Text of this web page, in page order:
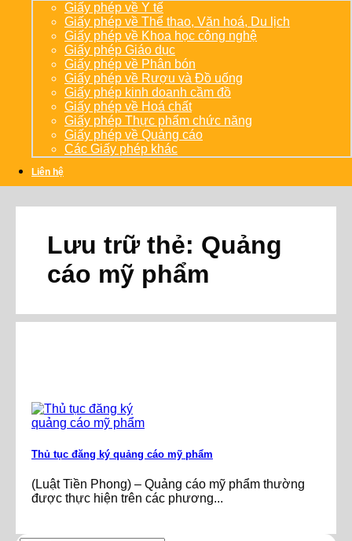
Giấy phép về Y tế
Giấy phép về Thể thao, Văn hoá, Du lịch
Giấy phép về Khoa học công nghệ
Giấy phép Giáo dục
Giấy phép về Phân bón
Giấy phép về Rượu và Đồ uống
Giấy phép kinh doanh cầm đồ
Giấy phép về Hoá chất
Giấy phép Thực phẩm chức năng
Giấy phép về Quảng cáo
Các Giấy phép khác
Liên hệ
Lưu trữ thẻ: Quảng
cáo mỹ phẩm
Thủ tục đăng ký quảng cáo mỹ phẩm
(Luật Tiền Phong) – Quảng cáo mỹ phẩm thường
được thực hiện trên các phương...